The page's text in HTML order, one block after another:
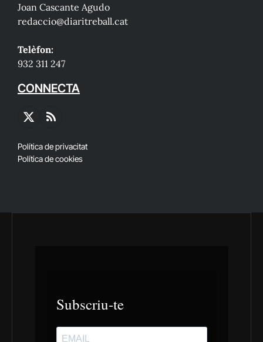
Joan Cascante Agudo
redaccio@diaritreball.cat
Telèfon:
932 311 247
CONNECTA
X
RSS
Política de privacitat
Política de cookies